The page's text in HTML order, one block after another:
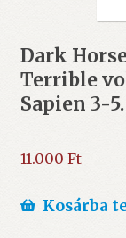
Dark
Terrible
Sapien 3-5.
11.000 Ft
Kosárba